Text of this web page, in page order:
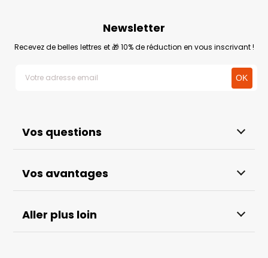
Vos questions
Vos avantages
Aller plus loin
Newsletter
Recevez de belles lettres et 🎁 10% de réduction en vous inscrivant !